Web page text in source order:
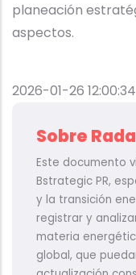
planeación
aspectos.
2026-01-26 12:00:34
Sobre
Este documento
Bstrategic PR,
y la transición
registrar y
materia
global, que